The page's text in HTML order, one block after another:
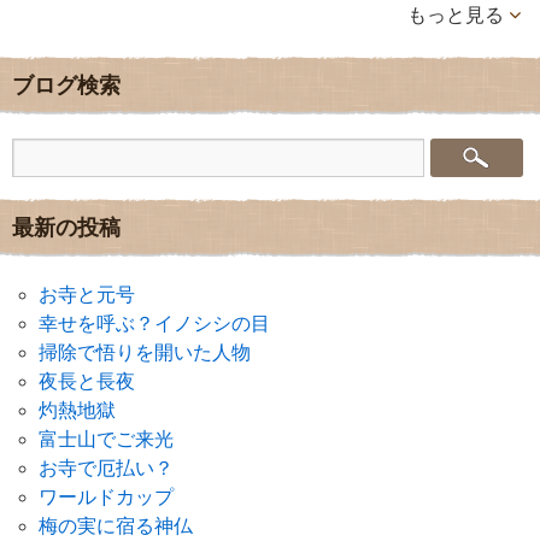
もっと見る
ブログ検索
最新の投稿
お寺と元号
幸せを呼ぶ？イノシシの目
掃除で悟りを開いた人物
夜長と長夜
灼熱地獄
富士山でご来光
お寺で厄払い？
ワールドカップ
梅の実に宿る神仏